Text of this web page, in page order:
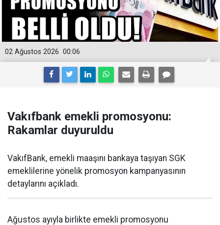
00:06
02 Ağustos 2026
Vakıfbank emekli promosyonu:
Rakamlar duyuruldu
VakıfBank, emekli maaşını bankaya taşıyan SGK
emeklilerine yönelik promosyon kampanyasının
detaylarını açıkladı.
Ağustos ayıyla birlikte emekli promosyonu